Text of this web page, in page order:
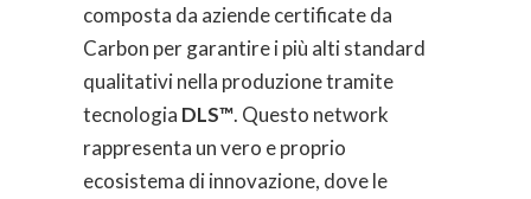
composta da aziende certificate da
Carbon per garantire i più alti standard
qualitativi nella produzione tramite
tecnologia DLS™. Questo network
rappresenta un vero e proprio
ecosistema di innovazione, dove le